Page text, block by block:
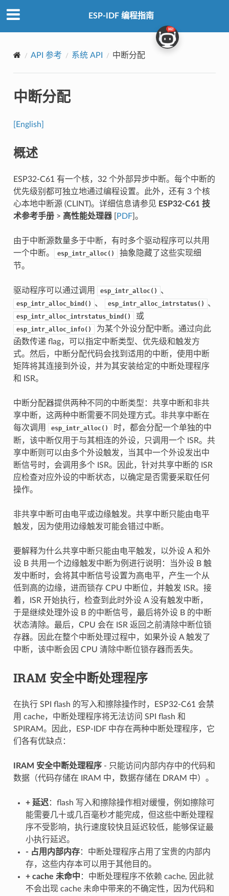
ESP-IDF 编程指南
API 参考 系统 API 中断分配
中断分配
[English]
概述
ESP32-C61 有一个核，32 个外部异步中断。每个中断的
优先级别都可独立地通过编程设置。此外，还有 3 个核
心本地中断源 (CLINT)。详细信息请参见 ESP32-C61 技
术参考手册> 高性能处理器[ PDF]。
由于中断源数量多于中断，有时多个驱动程序可以共用
一个中断。
esp_intr_alloc()
抽象隐藏了这些实现细
节。
驱动程序可以通过调用 esp_intr_alloc() 、
esp_intr_alloc_bind() 、 esp_intr_alloc_intrstatus() 、
esp_intr_alloc_intrstatus_bind() 或
esp_intr_alloc_info()
为某个外设分配中断。通过向此
函数传递 flag，可以指定中断类型、优先级和触发方
式。然后，中断分配代码会找到适用的中断，使用中断
矩阵将其连接到外设，并为其安装给定的中断处理程序
和 ISR。
中断分配器提供两种不同的中断类型：共享中断和非共
享中断，这两种中断需要不同处理方式。非共享中断在
每次调用
esp_intr_alloc()
时，都会分配一个单独的中
断，该中断仅用于与其相连的外设，只调用一个 ISR。共
享中断则可以由多个外设触发，当其中一个外设发出中
断信号时，会调用多个 ISR。因此，针对共享中断的 ISR
应检查对应外设的中断状态，以确定是否需要采取任何
操作。
非共享中断可由电平或边缘触发。共享中断只能由电平
触发，因为使用边缘触发可能会错过中断。
要解释为什么共享中断只能由电平触发，以外设 A 和外
设 B 共用一个边缘触发中断为例进行说明：当外设 B 触
发中断时，会将其中断信号设置为高电平，产生一个从
低到高的边缘，进而锁存 CPU 中断位，并触发 ISR。接
着，ISR 开始执行，检查到此时外设 A 没有触发中断，
于是继续处理外设 B 的中断信号，最后将外设 B 的中断
状态清除。最后，CPU 会在 ISR 返回之前清除中断位锁
存器。因此在整个中断处理过程中，如果外设 A 触发了
中断，该中断会因 CPU 清除中断位锁存器而丢失。
IRAM 安全中断处理程序
在执行 SPI flash 的写入和擦除操作时，ESP32-C61 会禁
用 cache，中断处理程序将无法访问 SPI flash 和
SPIRAM。因此，ESP-IDF 中存在两种中断处理程序，它
们各有优缺点：
IRAM 安全中断处理程序- 只能访问内部内存中的代码和
数据（代码存储在 IRAM 中，数据存储在 DRAM 中）。
+ 延迟：flash 写入和擦除操作相对缓慢，例如擦除可
能需要几十或几百毫秒才能完成，但这些中断处理程
序不受影响，执行速度较快且延迟较低，能够保证最
小执行延迟。
- 占用内部内存：中断处理程序占用了宝贵的内部内
存，这些内存本可以用于其他目的。
+ cache 未命中 ：中断处理程序不依赖 cache, 因此就
不会出现 cache 未命中带来的不确定性，因为代码和